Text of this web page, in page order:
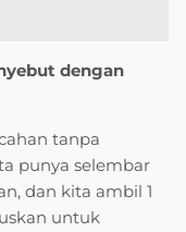
dengan
tanpa
punya selembar
dan kita ambil 1
untuk